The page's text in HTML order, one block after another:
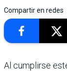
Compartir en redes
Al cumplirse